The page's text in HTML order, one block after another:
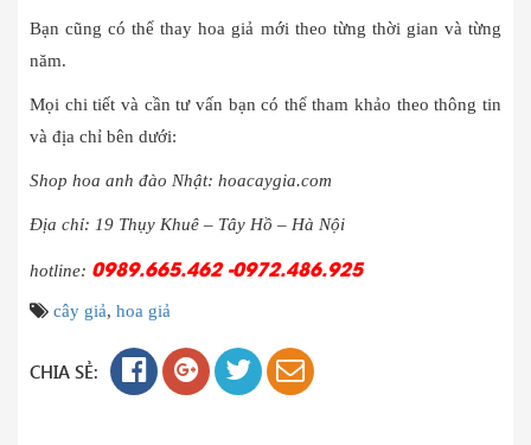
Bạn cũng có thể thay hoa giả mới theo từng thời gian và từng
năm.
Mọi chi tiết và cần tư vấn bạn có thể tham khảo theo thông tin
và địa chỉ bên dưới:
Shop hoa anh đào Nhật: hoacaygia.com
Địa chỉ: 19 Thụy Khuê – Tây Hồ – Hà Nội
hotline: 0989.665.462 -0972.486.925
cây giả, hoa giả
CHIA SẺ: